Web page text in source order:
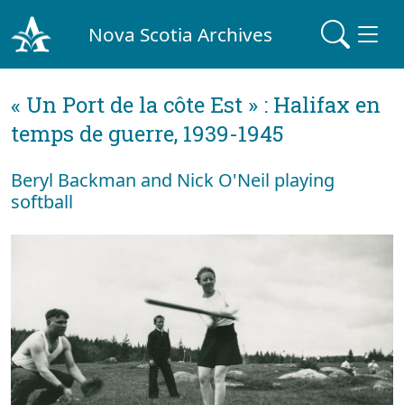
Nova Scotia Archives
« Un Port de la côte Est » : Halifax en
temps de guerre, 1939-1945
Beryl Backman and Nick O'Neil playing
softball